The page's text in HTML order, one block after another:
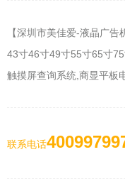
【深圳市美佳爱-液晶广
43寸46寸49寸55寸65寸
触摸屏查询系统,商显平板
联系电话